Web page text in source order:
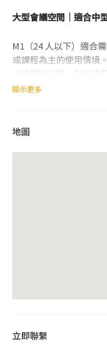
大型會議空間｜適合中
M1（24 人以下）適合
或課程為主的使用情境。
桌椅配置完整、動線清
議與簡報活動。
空間資訊
館別：威易博愛館
大型顯示設備／投影
顯示更多
地圖
立即聯繫